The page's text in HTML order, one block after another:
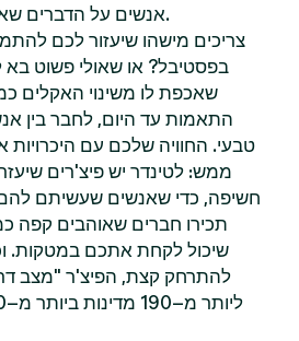
אנשים על הדברים שאתם הכי נהנים לעשות.
צריכים מישהו שיעזור לכם
בפסטיבל? או שאולי פשוט בא
התאמות עד היום, לחבר בין
טבעי. החוויה שלכם עם היכרויות
ממש: לטינדר יש פיצ'רים
חשיפה, כדי שאנשים שעשיתם להם
תכירו חברים שאוהבים קפה
שיכול לקחת אתכם במטקות.
להתרחק קצת, הפיצ'ר "מצב